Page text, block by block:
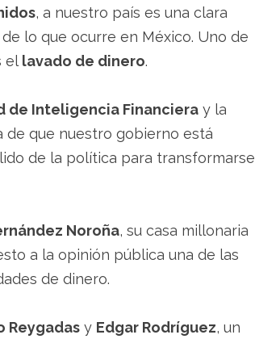
, a nuestro país es una clara
lo que ocurre en México. Uno de
ellavado de dinero.
de Inteligencia Financiera y la
de que nuestro gobierno está
de la política para transformarse
Noroña, su casa millonaria
a la opinión pública una de las
de dinero.
Reygadas y Edgar Rodríguez, un